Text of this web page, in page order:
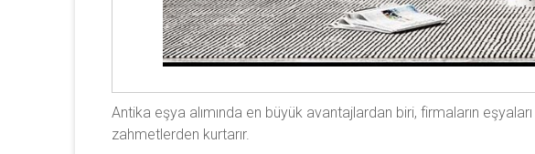
Antika eşya alımında en büyük avantajlardan biri, firmaların eşyaları
zahmetlerden kurtarır.